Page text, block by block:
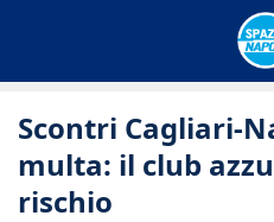
Scontri Cagliari-
multa: il club
rischio